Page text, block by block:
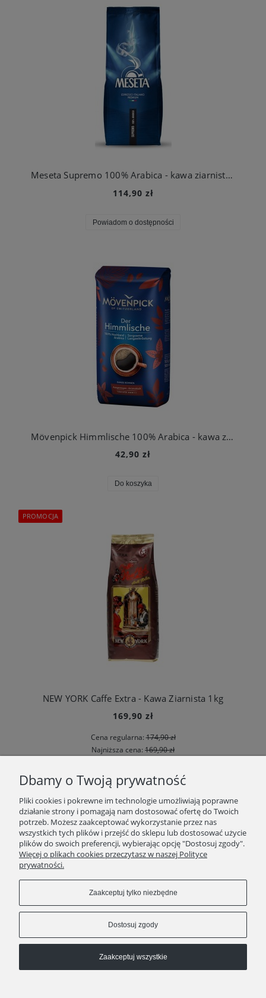
Meseta Supremo 100% Arabica - kawa ziarnista 1kg
114,90 zł
Powiadom o dostępności
Mövenpick Himmlische 100% Arabica - kawa ziarnista 500g Nowe Opakowanie
42,90 zł
Do koszyka
NEW YORK Caffe Extra - Kawa Ziarnista 1kg
169,90 zł
Cena regularna:174,90 zł
Najniższa cena: 169,90 zł
PROMOCJA
« 1 2 3 »
SKLEP
ZAKUPY
INFORMACJE
kontakt511 29 29 99
KAWEO since 2008
Dbamy o Twoją prywatność
Pliki cookies i pokrewne im technologie umożliwiają poprawne
działanie strony i pomagają nam dostosować ofertę do Twoich
potrzeb. Możesz zaakceptować wykorzystanie przez nas
wszystkich tych plików i przejść do sklepu lub dostosować użycie
plików do swoich preferencji, wybierając opcję "Dostosuj zgody".
Więcej o plikach cookies przeczytasz w naszej Polityce
prywatności.
Zaakceptuj tylko niezbędne
Dostosuj zgody
Zaakceptuj wszystkie